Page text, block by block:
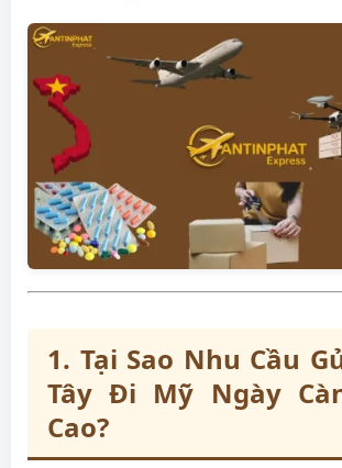
1. Tại Sao Nhu Cầu
Tây Đi Mỹ Ngày
Cao?